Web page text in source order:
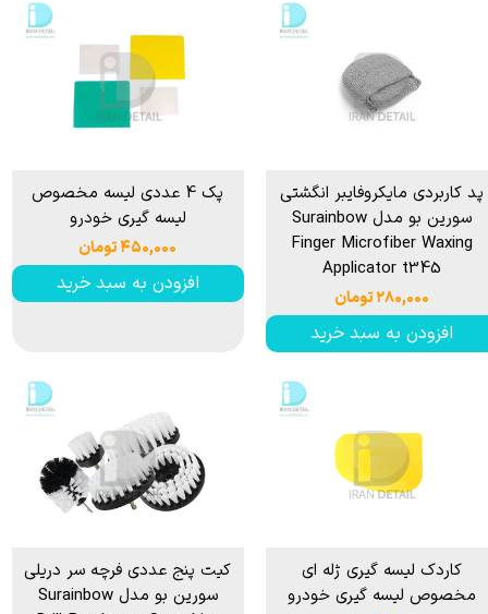
پد كاربردی مایكروفایبر انگشتی
سورین بو مدل Surainbow
Finger Microfiber Waxing
Applicator t345
۲۸۰,۰۰۰ تومان
افزودن به سبد خرید
پک 4 عددی لیسه مخصوص
لیسه گیری خودرو
۴۵۰,۰۰۰ تومان
افزودن به سبد خرید
کاردک لیسه گیری ژله ای
مخصوص لیسه گیری خودرو
كیت پنج عددی فرچه سر دریلی
سورین بو مدل Surainbow